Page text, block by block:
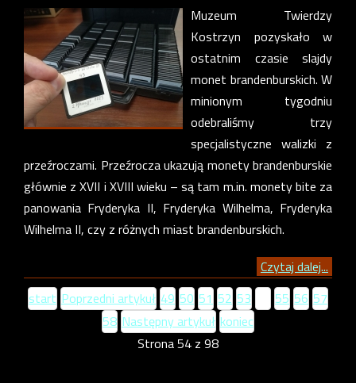
Muzeum Twierdzy
Kostrzyn pozyskało w
ostatnim czasie slajdy
monet brandenburskich. W
minionym tygodniu
odebraliśmy trzy
specjalistyczne walizki z
przeźroczami. Przeźrocza ukazują monety brandenburskie
głównie z XVII i XVIII wieku – są tam m.in. monety bite za
panowania Fryderyka II, Fryderyka Wilhelma, Fryderyka
Wilhelma II, czy z różnych miast brandenburskich.
Czytaj dalej...
start Poprzedni artykuł 49 50 51 52 53 55 56 57
58 Następny artykuł koniec
Strona 54 z 98